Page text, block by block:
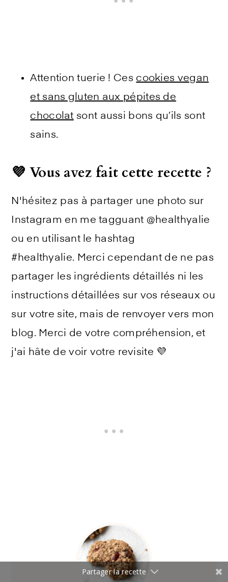
Attention tuerie ! Ces cookies vegan
et sans gluten aux pépites de
chocolat sont aussi bons qu’ils sont
sains.
💜 Vous avez fait cette recette ?
N'hésitez pas à partager une photo sur
Instagram en me tagguant @healthyalie
ou en utilisant le hashtag
#healthyalie. Merci cependant de ne pas
partager les ingrédients détaillés ni les
instructions détaillées sur vos réseaux ou
sur votre site, mais de renvoyer vers mon
blog. Merci de votre compréhension, et
j'ai hâte de voir votre revisite 💜
Partager la recette